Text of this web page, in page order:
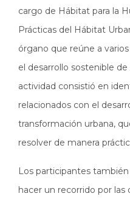
cargo de Hábitat para la
Prácticas del Hábitat
órgano que reúne a
el desarrollo sostenible
actividad consistió en
relacionados con el
transformación urbana,
resolver de manera
Los participantes
hacer un recorrido por las